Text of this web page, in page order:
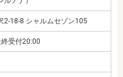
2-18-8 シャルムセゾン105
受付20:00